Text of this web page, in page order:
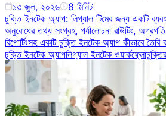
১৩ জুল, ২০২৬ 8 মিনিট
চুক্তি ইনটেক অ্যাপ: লিগ্যাল টিমের জন্য একটি
অনুরোধের তথ্য সংগ্রহ, পর্যালোচনা রাউটিং, অগ্রগতি
রিপোর্টিংসহ একটি চুক্তি ইনটেক অ্যাপ কীভাবে তৈরি
চুক্তি ইনটেক অ্যাপলিগ্যাল ইনটেক ওয়ার্কফ্লো